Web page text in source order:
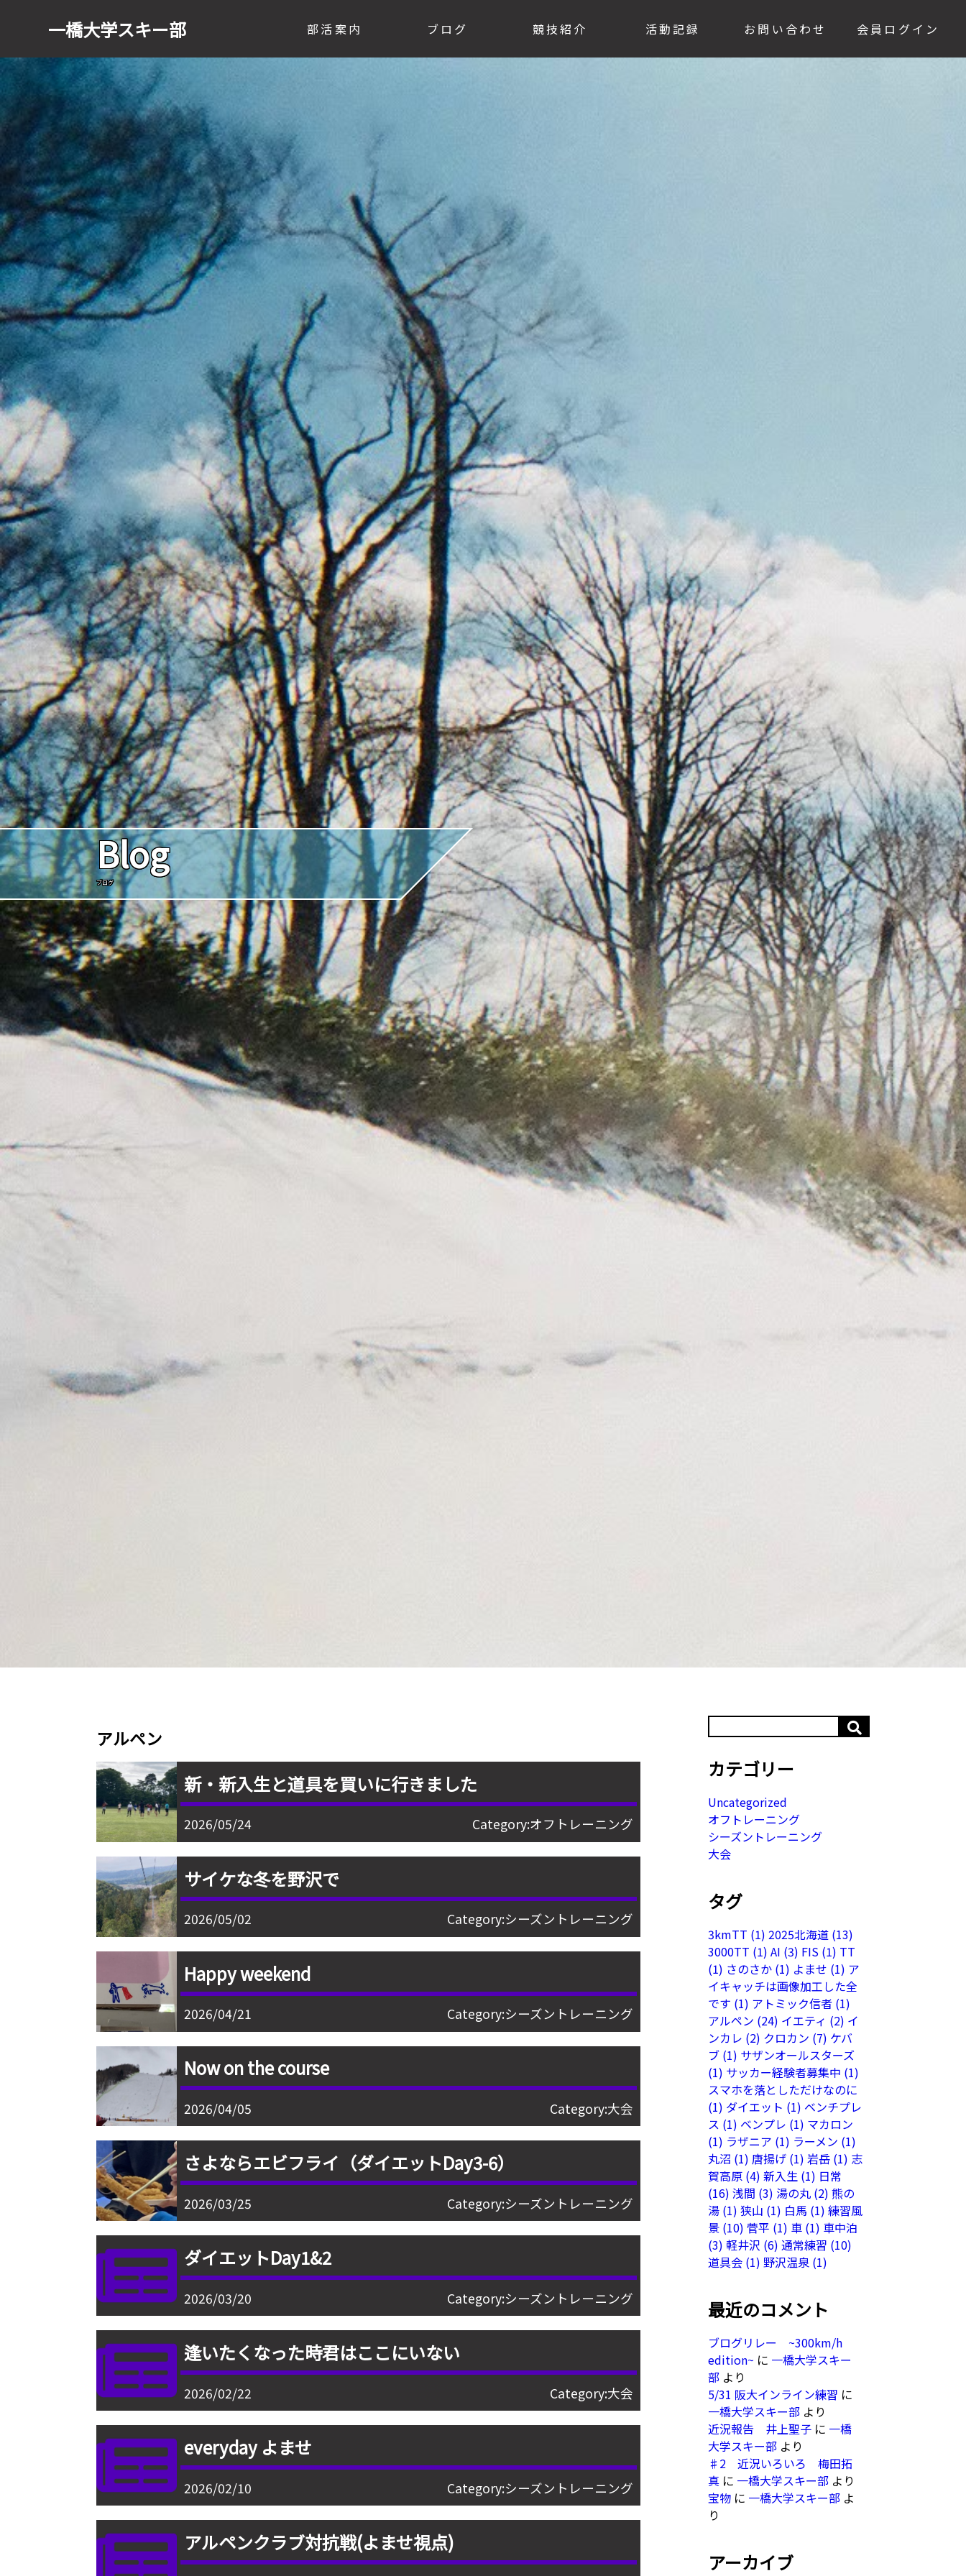
一橋大学スキー部 部活案内 ブログ 競技紹介 活動記録 お問い合わせ 会員ログイン
Blog
ブログ
アルペン
新・新入生と道具を買いに行きました
2026/05/24 Category:オフトレーニング
サイケな冬を野沢で
2026/05/02 Category:シーズントレーニング
Happy weekend
2026/04/21 Category:シーズントレーニング
Now on the course
2026/04/05 Category:大会
さよならエビフライ（ダイエットDay3-6）
2026/03/25 Category:シーズントレーニング
ダイエットDay1&2
2026/03/20 Category:シーズントレーニング
逢いたくなった時君はここにいない
2026/02/22 Category:大会
everyday よませ
2026/02/10 Category:シーズントレーニング
アルペンクラブ対抗戦(よませ視点)
カテゴリー
Uncategorized
オフトレーニング
シーズントレーニング
大会
タグ
3kmTT (1) 2025北海道(13)
3000TT (1) AI (3) FIS(1) TT
(1) さのさか(1) よませ (1) ア
イキャッチは画像加工した全
です (1) アトミック信者(1)
アルペン (24) イエティ (2) イ
ンカレ (2) クロカン (7) ケバ
ブ(1) サザンオールスターズ
(1) サッカー経験者募集中 (1)
スマホを落としただけなのに
(1) ダイエット (1) ベンチプレ
ス (1) ベンプレ (1) マカロン
(1) ラザニア (1) ラーメン (1)
丸沼 (1) 唐揚げ(1) 岩岳(1) 志
賀高原(4) 新入生(1) 日常
(16) 浅間 (3) 湯の丸(2) 熊の
湯(1) 狭山 (1) 白馬 (1) 練習風
景(10) 菅平 (1) 車(1) 車中泊
(3) 軽井沢 (6) 通常練習 (10)
道具会(1) 野沢温泉(1)
最近のコメント
ブログリレー ~300km/h
edition~ に 一橋大学スキー
部より
5/31 阪大インライン練習 に
一橋大学スキー部より
近況報告 井上聖子に 一橋
大学スキー部より
♯2 近況いろいろ 梅田拓
真に 一橋大学スキー部より
宝物に 一橋大学スキー部よ
り
アーカイブ